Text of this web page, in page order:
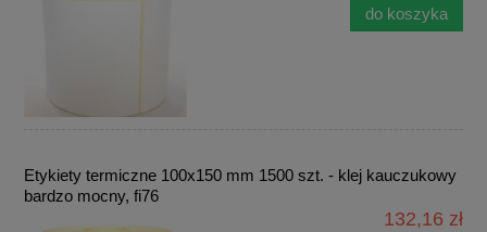
do koszyka
Etykiety termiczne 100x150 mm 1500 szt. - klej kauczukowy
bardzo mocny, fi76
132,16 zł